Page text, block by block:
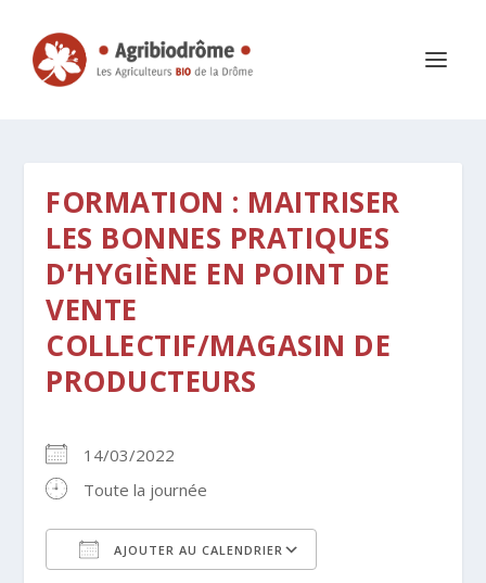
FORMATION : MAITRISER
LES BONNES PRATIQUES
D’HYGIÈNE EN POINT DE
VENTE
COLLECTIF/MAGASIN DE
PRODUCTEURS
14/03/2022
Toute la journée
AJOUTER AU CALENDRIER